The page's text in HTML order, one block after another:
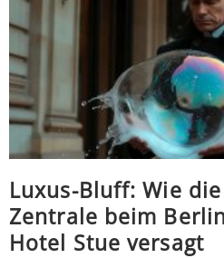
Luxus-Bluff: Wie
Zentrale beim
Hotel Stue versagt